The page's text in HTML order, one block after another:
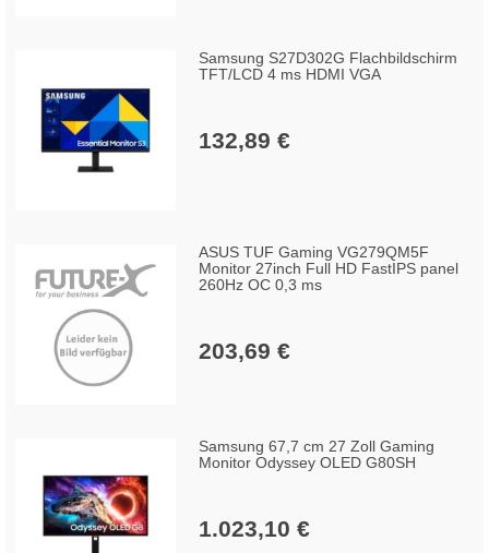
Samsung S27D302G Flachbildschirm
TFT/LCD 4 ms HDMI VGA
132,89 €
ASUS TUF Gaming VG279QM5F
Monitor 27inch Full HD FastIPS panel
260Hz OC 0,3 ms
203,69 €
Samsung 67,7 cm 27 Zoll Gaming
Monitor Odyssey OLED G80SH
1.023,10 €